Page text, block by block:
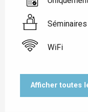
Séminaires
WiFi
Afficher toutes